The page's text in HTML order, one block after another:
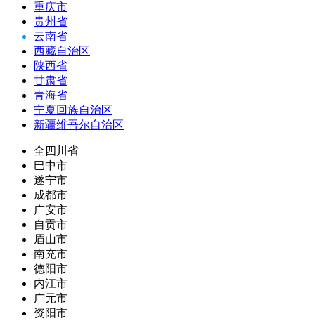
重庆市
贵州省
云南省
西藏自治区
陕西省
甘肃省
青海省
宁夏回族自治区
新疆维吾尔自治区
全四川省
巴中市
遂宁市
成都市
广安市
自贡市
眉山市
南充市
德阳市
内江市
广元市
资阳市